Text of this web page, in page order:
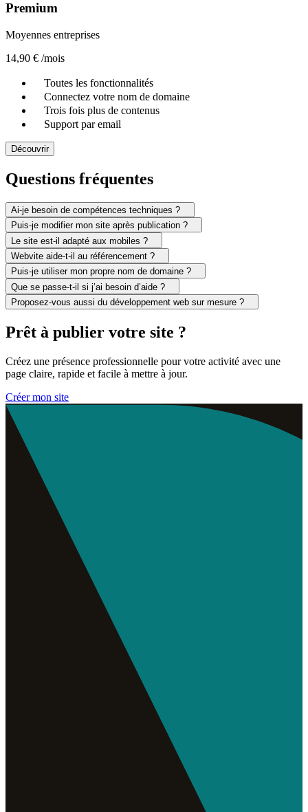
Premium
Moyennes entreprises
14,90 € /mois
Toutes les fonctionnalités
Connectez votre nom de domaine
Trois fois plus de contenus
Support par email
Découvrir
Questions fréquentes
Ai-je besoin de compétences techniques ?
Puis-je modifier mon site après publication ?
Le site est-il adapté aux mobiles ?
Webvite aide-t-il au référencement ?
Puis-je utiliser mon propre nom de domaine ?
Que se passe-t-il si j’ai besoin d’aide ?
Proposez-vous aussi du développement web sur mesure ?
Prêt à publier votre site ?
Créez une présence professionnelle pour votre activité avec une
page claire, rapide et facile à mettre à jour.
Créer mon site